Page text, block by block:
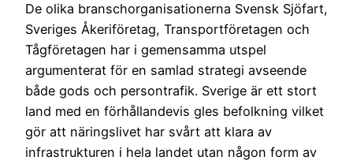
De olika branschorganisationerna Svensk Sjöfart,
Sveriges Åkeriföretag, Transportföretagen och
Tågföretagen har i gemensamma utspel
argumenterat för en samlad strategi avseende
både gods och persontrafik. Sverige är ett stort
land med en förhållandevis gles befolkning vilket
gör att näringslivet har svårt att klara av
infrastrukturen i hela landet utan någon form av